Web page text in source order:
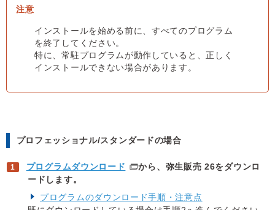
インストールを始める前に、すべてのプログラム
を終了してください。
特に、常駐プログラムが動作していると、正しく
インストールできない場合があります。
プロフェッショナル/スタンダードの場合
プログラムダウンロード
から、弥生販売 26をダウンロ
ードします。
プログラムのダウンロード手順・注意点